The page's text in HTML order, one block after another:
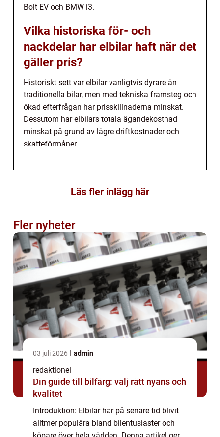
Bolt EV och BMW i3.
Vilka historiska för- och
nackdelar har elbilar haft när det
gäller pris?
Historiskt sett var elbilar vanligtvis dyrare än
traditionella bilar, men med tekniska framsteg och
ökad efterfrågan har prisskillnaderna minskat.
Dessutom har elbilars totala ägandekostnad
minskat på grund av lägre driftkostnader och
skatteförmåner.
Läs fler inlägg här
Fler nyheter
03 juli 2026 admin
redaktionel
Din guide till bilfärg: välj rätt nyans och
kvalitet
Introduktion: Elbilar har på senare tid blivit
alltmer populära bland bilentusiaster och
köpare över hela världen. Denna artikel ger